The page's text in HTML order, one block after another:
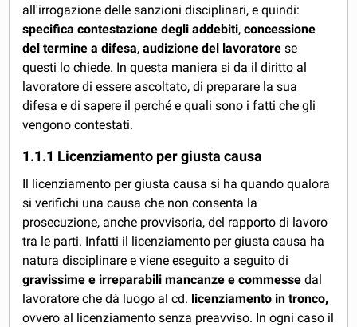
all'irrogazione delle sanzioni disciplinari, e quindi:
specifica contestazione degli addebiti,concessione
del termine a difesa,audizione del lavoratore se
questi lo chiede. In questa maniera si da il diritto al
lavoratore di essere ascoltato, di preparare la sua
difesa e di sapere il perché e quali sono i fatti che gli
vengono contestati.
1.1.1 Licenziamento per giusta causa
Il licenziamento per giusta causa si ha quando qualora
si verifichi una causa che non consenta la
prosecuzione, anche provvisoria, del rapporto di lavoro
tra le parti. Infatti il licenziamento per giusta causa ha
natura disciplinare e viene eseguito a seguito di
gravissime e irreparabili mancanze e commessedal
lavoratore che dà luogo al cd. licenziamento in tronco,
ovvero al licenziamento senza preavviso. In ogni caso il